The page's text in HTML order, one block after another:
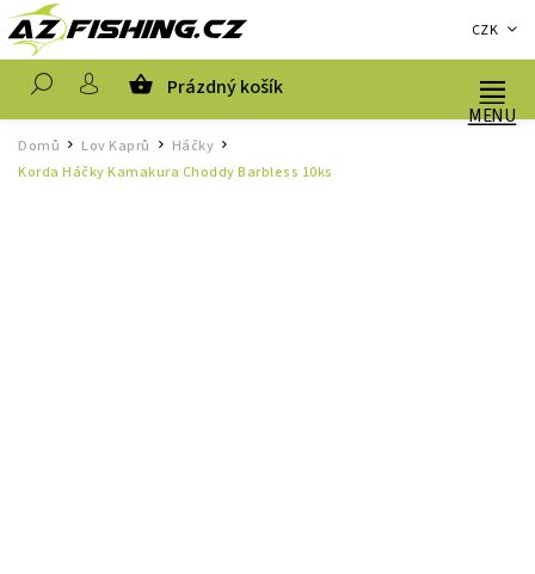
CZK
Prázdný košík
Domů / Lov Kaprů Háčky /
Korda Háčky Kamakura Choddy Barbless 10ks